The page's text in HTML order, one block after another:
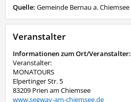
Quelle: Gemeinde Bernau a. Chiemsee
Veranstalter
Informationen zum Ort/Veranstalter:
Veranstalter:
MONATOURS
Elpertinger Str. 5
83209 Prien am Chiemsee
www.segway-am-chiemsee.de